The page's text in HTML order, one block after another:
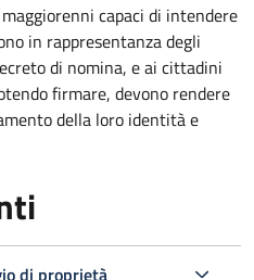
capaci di intendere
in rappresentanza degli
di nomina, e ai cittadini
firmare, devono rendere
della loro identità e
di proprietà